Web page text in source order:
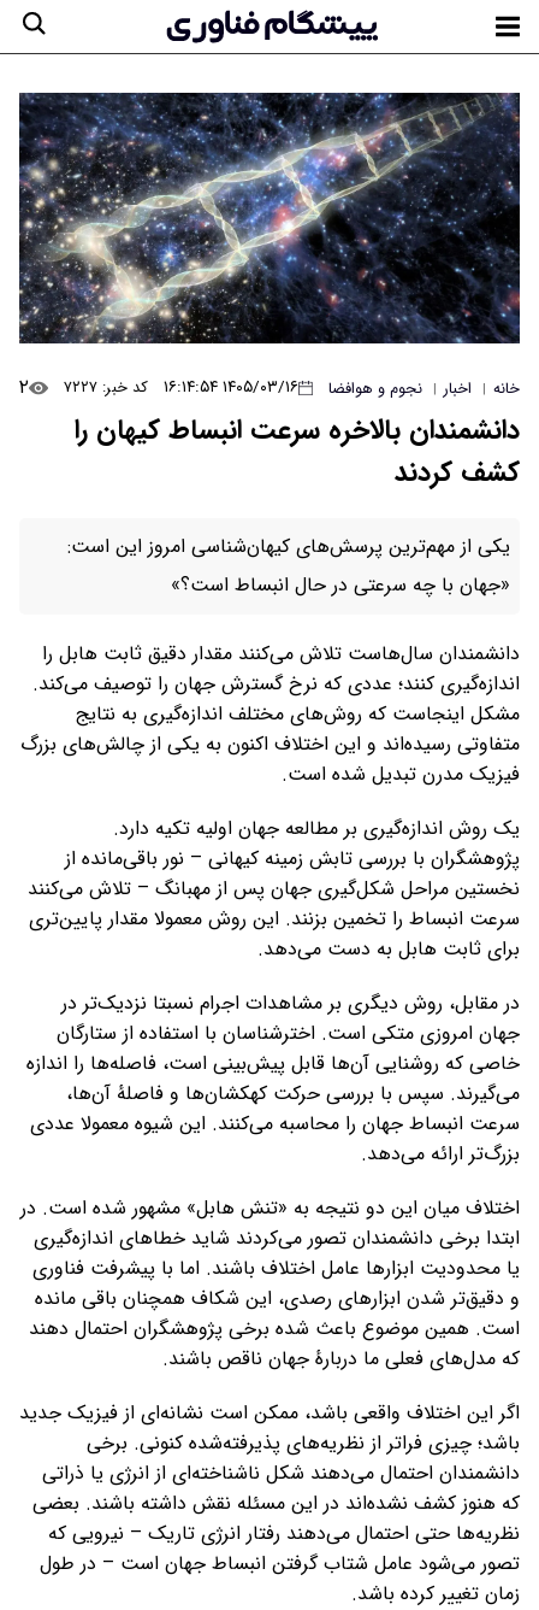
خانه | اخبار | نجوم و هوافضا ۱۴۰۵/۰۳/۱۶ ۱۶:۱۴:۵۴ کد خبر: ۷۲۲۷ ۲
دانشمندان بالاخره سرعت انبساط کیهان را
کشف کردند
یکی از مهم‌ترین پرسش‌های کیهان‌شناسی امروز این است:
«جهان با چه سرعتی در حال انبساط است؟»
دانشمندان سال‌هاست تلاش می‌کنند مقدار دقیق ثابت هابل را
اندازه‌گیری کنند؛ عددی که نرخ گسترش جهان را توصیف می‌کند.
مشکل اینجاست که روش‌های مختلف اندازه‌گیری به نتایج
متفاوتی رسیده‌اند و این اختلاف اکنون به یکی از چالش‌های بزرگ
فیزیک مدرن تبدیل شده است.
یک روش اندازه‌گیری بر مطالعه جهان اولیه تکیه دارد.
پژوهشگران با بررسی تابش زمینه کیهانی – نور باقی‌مانده از
نخستین مراحل شکل‌گیری جهان پس از مهبانگ – تلاش می‌کنند
سرعت انبساط را تخمین بزنند. این روش معمولا مقدار پایین‌تری
برای ثابت هابل به دست می‌دهد.
در مقابل، روش دیگری بر مشاهدات اجرام نسبتا نزدیک‌تر در
جهان امروزی متکی است. اخترشناسان با استفاده از ستارگان
خاصی که روشنایی آن‌ها قابل پیش‌بینی است، فاصله‌ها را اندازه
می‌گیرند. سپس با بررسی حرکت کهکشان‌ها و فاصلهٔ آن‌ها،
سرعت انبساط جهان را محاسبه می‌کنند. این شیوه معمولا عددی
بزرگ‌تر ارائه می‌دهد.
اختلاف میان این دو نتیجه به «تنش هابل» مشهور شده است. در
ابتدا برخی دانشمندان تصور می‌کردند شاید خطاهای اندازه‌گیری
یا محدودیت ابزارها عامل اختلاف باشند. اما با پیشرفت فناوری
و دقیق‌تر شدن ابزارهای رصدی، این شکاف همچنان باقی مانده
است. همین موضوع باعث شده برخی پژوهشگران احتمال دهند
که مدل‌های فعلی ما دربارهٔ جهان ناقص باشند.
اگر این اختلاف واقعی باشد، ممکن است نشانه‌ای از فیزیک جدید
باشد؛ چیزی فراتر از نظریه‌های پذیرفته‌شده کنونی. برخی
دانشمندان احتمال می‌دهند شکل ناشناخته‌ای از انرژی یا ذراتی
که هنوز کشف نشده‌اند در این مسئله نقش داشته باشند. بعضی
نظریه‌ها حتی احتمال می‌دهند رفتار انرژی تاریک – نیرویی که
تصور می‌شود عامل شتاب گرفتن انبساط جهان است – در طول
زمان تغییر کرده باشد.